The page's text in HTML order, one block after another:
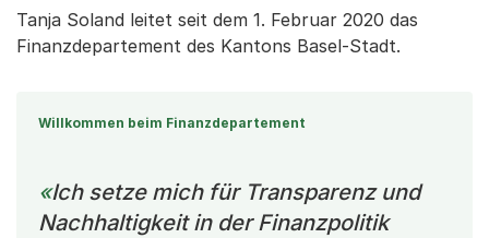
Tanja Soland leitet seit dem 1. Februar 2020 das
Finanzdepartement des Kantons Basel-Stadt.
Willkommen beim Finanzdepartement
Ich setze mich für Transparenz und
Nachhaltigkeit in der Finanzpolitik